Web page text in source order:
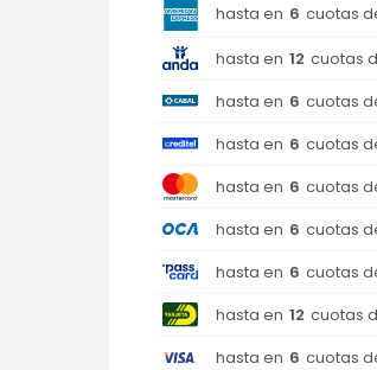
hasta en 6 cuotas
hasta en 12 cuotas
hasta en 6 cuotas
hasta en 6 cuotas
hasta en 6 cuotas
hasta en 6 cuotas
hasta en 6 cuotas
hasta en 12 cuotas
hasta en 6 cuotas